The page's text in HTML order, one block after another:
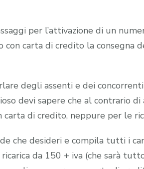
per l’attivazione di un
con carta di credito la consegna
degli assenti e dei
devi sapere che al contrario
carta di credito, neppure per le
che desideri e compila tutti i
da 150 + iva (che sarà